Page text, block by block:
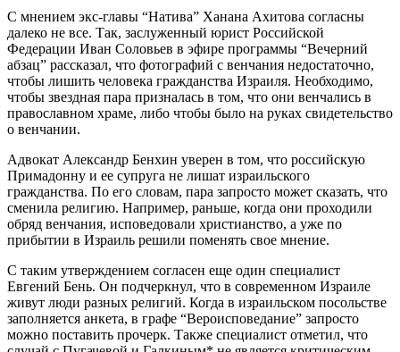
С мнением экс-главы “Натива” Ханана Ахитова согласны
далеко не все. Так, заслуженный юрист Российской
Федерации Иван Соловьев в эфире программы “Вечерний
абзац” рассказал, что фотографий с венчания недостаточно,
чтобы лишить человека гражданства Израиля. Необходимо,
чтобы звездная пара призналась в том, что они венчались в
православном храме, либо чтобы было на руках свидетельство
о венчании.
Адвокат Александр Бенхин уверен в том, что российскую
Примадонну и ее супруга не лишат израильского
гражданства. По его словам, пара запросто может сказать, что
сменила религию. Например, раньше, когда они проходили
обряд венчания, исповедовали христианство, а уже по
прибытии в Израиль решили поменять свое мнение.
С таким утверждением согласен еще один специалист
Евгений Бень. Он подчеркнул, что в современном Израиле
живут люди разных религий. Когда в израильском посольстве
заполняется анкета, в графе “Вероисповедание” запросто
можно поставить прочерк. Также специалист отметил, что